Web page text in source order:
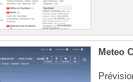
Meteo